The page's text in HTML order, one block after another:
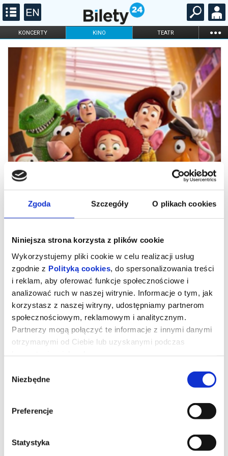
Zgoda Szczegóły O plikach cookies
Niniejsza strona korzysta z plików cookie
Wykorzystujemy pliki cookie w celu realizacji usług
zgodnie z Polityką cookies , do spersonalizowania treści
i reklam, aby oferować funkcje społecznościowe i
analizować ruch w naszej witrynie. Informacje o tym, jak
korzystasz z naszej witryny, udostępniamy partnerom
społecznościowym, reklamowym i analitycznym.
Partnerzy mogą połączyć te informacje z innymi danymi
otrzymanymi od Ciebie lub uzyskanymi podczas
zgody
Niezbędne
Preferencje
Statystyka
KONCERTY KINO TEATR ...
FILHARMONIA OPERA I BALET
STAND-UP
ONLINE KARNETY
TOY STORY 5
Zabawki powracają w filmie Disneya i Pixara „Toy Story 5”, w
którym na scenę wkracza technologia. Buzz, Chudy, Jessie i
Stanton, współreżyserem Kenna Harris, a producentem Lindsey
Collins.